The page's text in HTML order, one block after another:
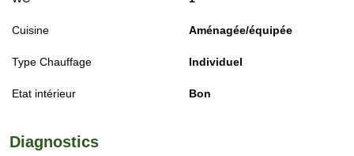
Cuisine Aménagée/équipée
Type Chauffage Individuel
Etat intérieur Bon
Diagnostics